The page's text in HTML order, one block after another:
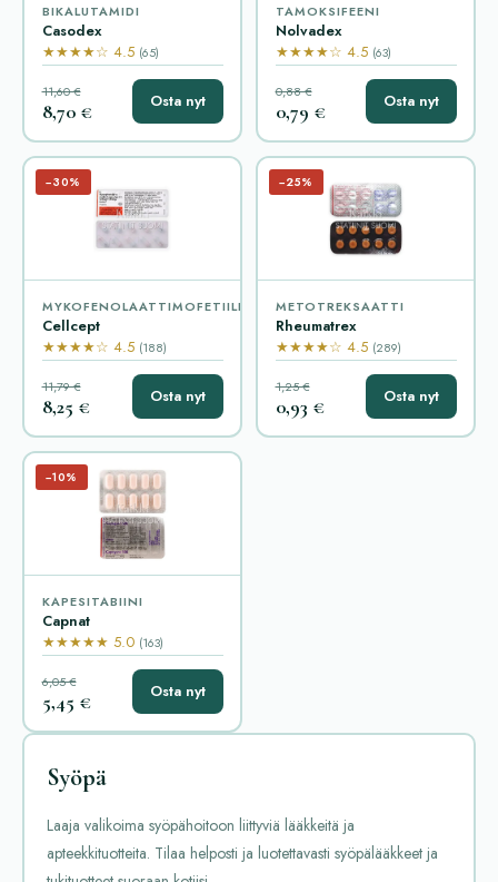
BIKALUTAMIDI
Casodex
★★★★☆ 4.5 (65)
11,60 €
8,70 € Osta nyt
TAMOKSIFEENI
Nolvadex
★★★★☆ 4.5 (63)
0,88 €
0,79 € Osta nyt
−30%
MYKOFENOLAATTIMOFETIILI
Cellcept
★★★★☆ 4.5 (188)
11,79 €
8,25 € Osta nyt
−25%
METOTREKSAATTI
Rheumatrex
★★★★☆ 4.5 (289)
1,25 €
0,93 € Osta nyt
−10%
KAPESITABIINI
Capnat
★★★★★ 5.0 (163)
6,05 €
5,45 € Osta nyt
Syöpä
Laaja valikoima syöpähoitoon liittyviä lääkkeitä ja
apteekkituotteita. Tilaa helposti ja luotettavasti syöpälääkkeet ja